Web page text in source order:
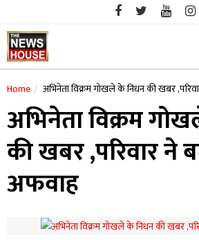
content
Home अभिनेता विक्रम गोखले के निधन की खबर
अभिनेता विक्रम
की खबर ,परिवार ने
अफवाह